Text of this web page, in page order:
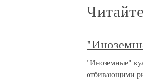
"Иноземные"
отбивающими